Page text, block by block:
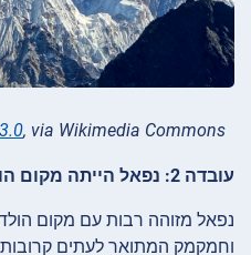
, via Wikimedia Commons
עובדה 2: נפאל הייתה מקום הולדתו של מיתוס היטי
נפאל מזוהה רבות עם מקום
וחמקמק המתואר לעתים קרובות